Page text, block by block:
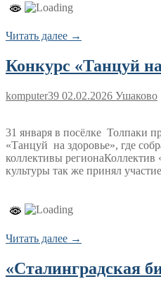
Читать далее →
Конкурс «Танцуй
komputer39 02.02.2026 Ушаково
31 января в посёлке Толпаки
«Танцуй на здоровье», где
коллективы
культуры так же принял
Читать далее →
«Сталинградская